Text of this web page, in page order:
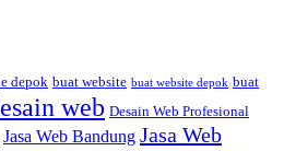
depok buat website buat website depok buat
web Desain Web Profesional
Jasa Web Bandung Jasa Web